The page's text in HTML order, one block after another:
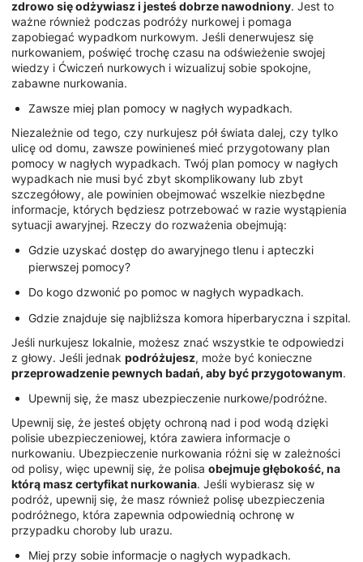
zdrowo się odżywiasz i jesteś dobrze nawodniony. Jest to
ważne również podczas podróży nurkowej i pomaga
zapobiegać wypadkom nurkowym. Jeśli denerwujesz się
nurkowaniem, poświęć trochę czasu na odświeżenie swojej
wiedzy i Ćwiczeń nurkowych i wizualizuj sobie spokojne,
zabawne nurkowania.
Zawsze miej plan pomocy w nagłych wypadkach.
Niezależnie od tego, czy nurkujesz pół świata dalej, czy tylko
ulicę od domu, zawsze powinieneś mieć przygotowany plan
pomocy w nagłych wypadkach. Twój plan pomocy w nagłych
wypadkach nie musi być zbyt skomplikowany lub zbyt
szczegółowy, ale powinien obejmować wszelkie niezbędne
informacje, których będziesz potrzebować w razie wystąpienia
sytuacji awaryjnej. Rzeczy do rozważenia obejmują:
Gdzie uzyskać dostęp do awaryjnego tlenu i apteczki
pierwszej pomocy?
Do kogo dzwonić po pomoc w nagłych wypadkach.
Gdzie znajduje się najbliższa komora hiperbaryczna i szpital.
Jeśli nurkujesz lokalnie, możesz znać wszystkie te odpowiedzi
z głowy. Jeśli jednak podróżujesz, może być konieczne
przeprowadzenie pewnych badań, aby być przygotowanym.
Upewnij się, że masz ubezpieczenie nurkowe/podróżne.
Upewnij się, że jesteś objęty ochroną nad i pod wodą dzięki
polisie ubezpieczeniowej, która zawiera informacje o
nurkowaniu. Ubezpieczenie nurkowania różni się w zależności
od polisy, więc upewnij się, że polisa obejmuje głębokość, na
którą masz certyfikat nurkowania. Jeśli wybierasz się w
podróż, upewnij się, że masz również polisę ubezpieczenia
podróżnego, która zapewnia odpowiednią ochronę w
przypadku choroby lub urazu.
Miej przy sobie informacje o nagłych wypadkach.